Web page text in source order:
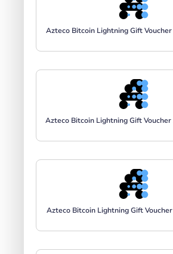
Azteco Bitcoin Lightning Gift Voucher
Azteco Bitcoin Lightning Gift Voucher
Azteco Bitcoin Lightning Gift